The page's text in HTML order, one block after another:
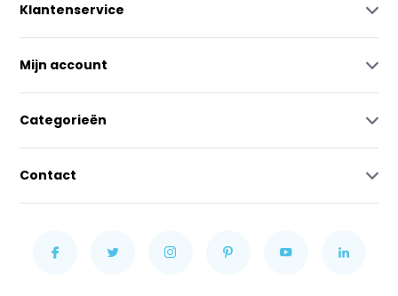
Klantenservice
Mijn account
Categorieën
Contact